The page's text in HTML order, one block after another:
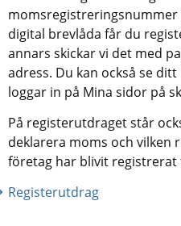
momsregistreringsnummer
digital brevlåda får du
annars skickar vi det med
adress. Du kan också se
loggar in på Mina sidor på
På registerutdraget står
deklarera moms och vilken
företag har blivit registrerat
Registerutdrag